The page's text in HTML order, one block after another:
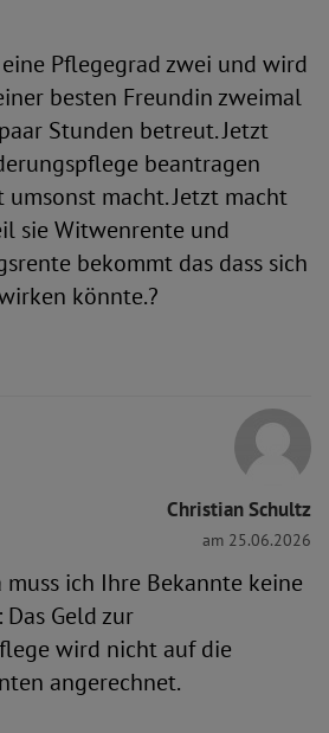
Pflegegrad zwei und wird
besten Freundin zweimal
Stunden betreut. Jetzt
beantragen
macht. Jetzt macht
sie Witwenrente und
bekommt das dass sich
könnte.?
Christian Schultz
am 25.06.2026
muss ich Ihre Bekannte keine
Geld zur
wird nicht auf die
angerechnet.